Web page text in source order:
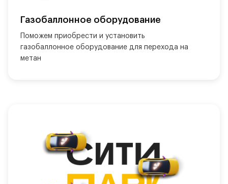
Газобаллонное оборудование
Поможем приобрести и установить
газобаллонное оборудование для перехода на
метан